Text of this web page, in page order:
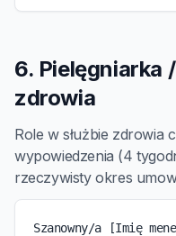
6. Pielęgniarka
zdrowia
Role w służbie zdrowia
wypowiedzenia (4
rzeczywisty okres
Szanowny/a [Imię